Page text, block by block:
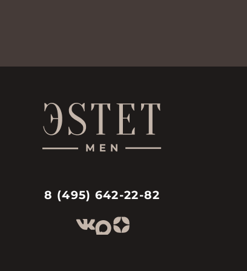
8 (495) 642-22-82